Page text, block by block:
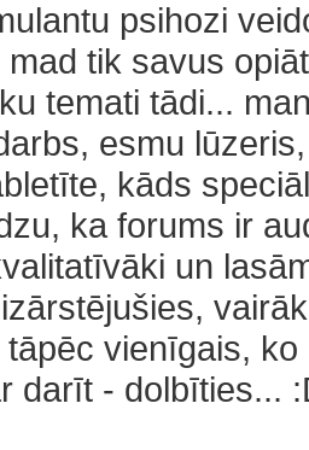
psihozi
tik savus
temati tādi...
esmu
kāds
ka forums ir
un
vienīgais,
darīt - dolbīties...